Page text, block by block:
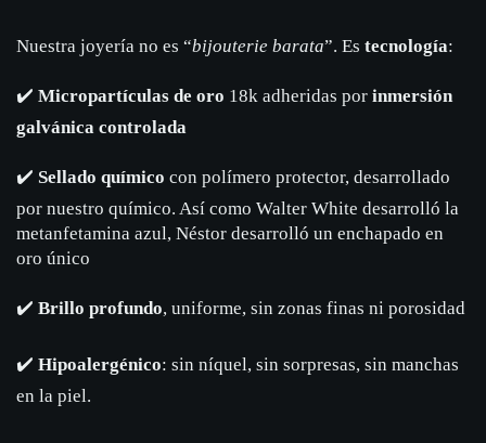
Nuestra joyería no es “bijouterie barata”. Es tecnología:
✔️ Micropartículas de oro 18k adheridas por inmersión
galvánica controlada
✔️ Sellado químico con polímero protector, desarrollado
por nuestro químico. Así como Walter White desarrolló la
metanfetamina azul, Néstor desarrolló un enchapado en
oro único
✔️ Brillo profundo, uniforme, sin zonas finas ni porosidad
✔️ Hipoalergénico: sin níquel, sin sorpresas, sin manchas
en la piel.